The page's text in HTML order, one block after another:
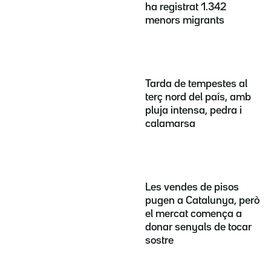
ha registrat 1.342
menors migrants
Tarda de tempestes al
terç nord del país, amb
pluja intensa, pedra i
calamarsa
Les vendes de pisos
pugen a Catalunya, però
el mercat comença a
donar senyals de tocar
sostre